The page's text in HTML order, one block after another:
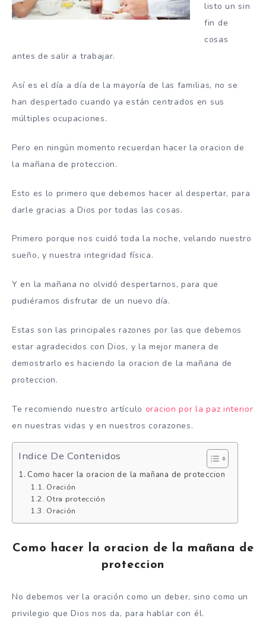
listo un sin
fin de
cosas
antes de salir a trabajar.
Así es el día a día de la mayoría de las familias, no se
han despertado cuando ya están centrados en sus
múltiples ocupaciones.
Pero en ningún momento recuerdan hacer la oracion de
la mañana de proteccion.
Esto es lo primero que debemos hacer al despertar, para
darle gracias a Dios por todas las cosas.
Primero porque nos cuidó toda la noche, velando nuestro
sueño, y nuestra integridad física.
Y en la mañana no olvidó despertarnos, para que
pudiéramos disfrutar de un nuevo día.
Estas son las principales razones por las que debemos
estar agradecidos con Dios, y la mejor manera de
demostrarlo es haciendo la oracion de la mañana de
proteccion.
Te recomiendo nuestro artículo oracion por la paz interior
en nuestras vidas y en nuestros corazones.
Indice De Contenidos
Como hacer la oracion de la mañana de proteccion
Oración
Otra protección
Oración
Como hacer la oracion de la mañana de
proteccion
No debemos ver la oración como un deber, sino como un
privilegio que Dios nos da, para hablar con él.